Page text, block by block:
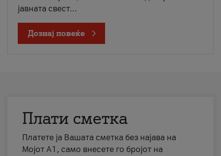
јавната свест...
Дознај повеќе
Плати сметка
Платете ја Вашата сметка без најава на
Мојот А1, само внесете го бројот на